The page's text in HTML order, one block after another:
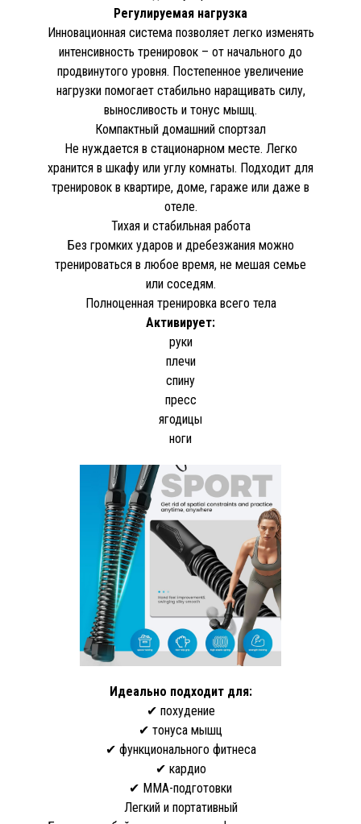
Регулируемая нагрузка
Инновационная система позволяет легко изменять
интенсивность тренировок – от начального до
продвинутого уровня. Постепенное увеличение
нагрузки помогает стабильно наращивать силу,
выносливость и тонус мышц.
Компактный домашний спортзал
Не нуждается в стационарном месте. Легко
хранится в шкафу или углу комнаты. Подходит для
тренировок в квартире, доме, гараже или даже в
отеле.
Тихая и стабильная работа
Без громких ударов и дребезжания можно
тренироваться в любое время, не мешая семье
или соседям.
Полноценная тренировка всего тела
Активирует:
руки
плечи
спину
пресс
ягодицы
ноги
Идеально подходит для:
✔ похудение
✔ тонуса мышц
✔ функционального фитнеса
✔ кардио
✔ ММА-подготовки
Легкий и портативный